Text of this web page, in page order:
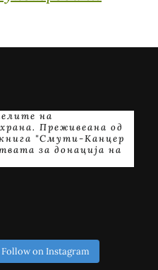
на
Преживеана од
"Смути-Канцер
за донација на
Follow on Instagram